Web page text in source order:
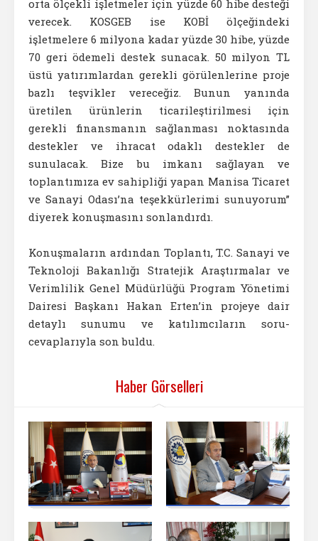
orta ölçekli işletmeler için yüzde 60 hibe desteği
verecek. KOSGEB ise KOBİ ölçeğindeki
işletmelere 6 milyona kadar yüzde 30 hibe, yüzde
70 geri ödemeli destek sunacak. 50 milyon TL
üstü yatırımlardan gerekli görülenlerine proje
bazlı teşvikler vereceğiz. Bunun yanında
üretilen ürünlerin ticarileştirilmesi için
gerekli finansmanın sağlanması noktasında
destekler ve ihracat odaklı destekler de
sunulacak. Bize bu imkanı sağlayan ve
toplantımıza ev sahipliği yapan Manisa Ticaret
ve Sanayi Odası’na teşekkürlerimi sunuyorum”
diyerek konuşmasını sonlandırdı.
Konuşmaların ardından Toplantı, T.C. Sanayi ve
Teknoloji Bakanlığı Stratejik Araştırmalar ve
Verimlilik Genel Müdürlüğü Program Yönetimi
Dairesi Başkanı Hakan Erten’in projeye dair
detaylı sunumu ve katılımcıların soru-
cevaplarıyla son buldu.
Haber Görselleri